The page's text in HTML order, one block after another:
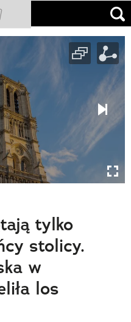
tylko
stolicy.
w
los